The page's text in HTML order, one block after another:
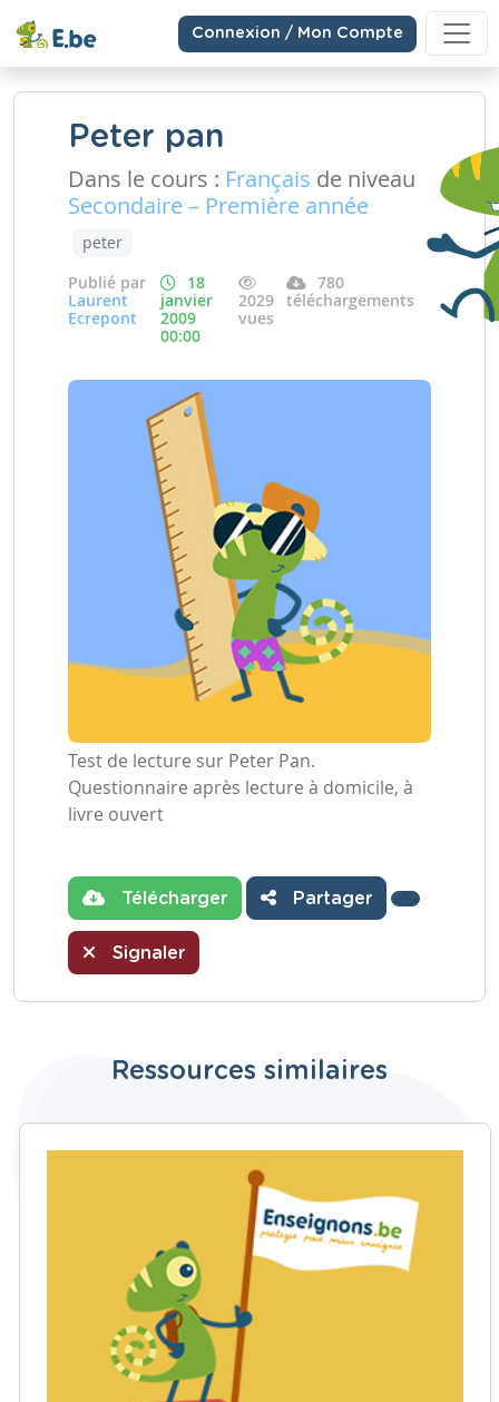
Connexion / Mon Compte
Peter pan
Dans le cours : Français de niveau
Secondaire – Première année
peter
Publié par
Laurent
Ecrepont
18
janvier
2009
00:00
2029
vues
780
téléchargements
Test de lecture sur Peter Pan.
Questionnaire après lecture à domicile, à
livre ouvert
Télécharger Partager
Signaler
Ressources similaires